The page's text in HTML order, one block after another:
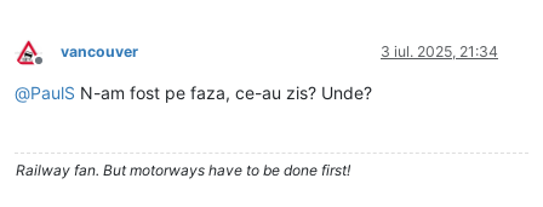
Deconectat
vancouver 3 iul. 2025, 21:34
@PaulS N-am fost pe faza, ce-au zis? Unde?
Railway fan. But motorways have to be done first!